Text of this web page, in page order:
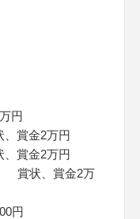
円
賞金2万円
賞金2万円
賞状、賞金2万
円